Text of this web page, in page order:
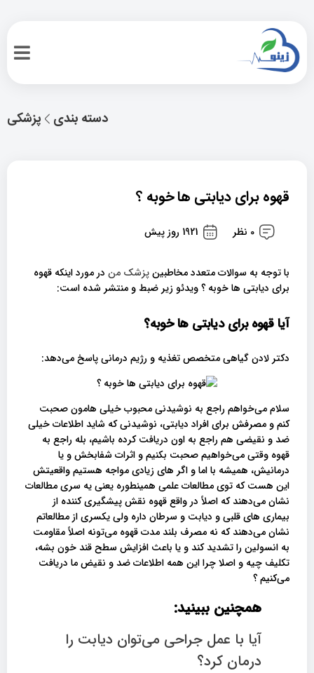
پزشکی دسته بندی
قهوه برای دیابتی ها خوبه ؟
0 نظر 1921 روز پیش
با توجه به سوالات متعدد مخاطبینپزشک من در مورد اینکه قهوه
برای دیابتی ها خوبه ؟ ویدئو زیر ضبط و منتشر شده است:
آیا قهوه برای دیابتی ها خوبه؟
دکتر لادن گیاهی متخصص تغذیه و رژیم درمانی پاسخ می‌دهد:
سلام می‌خواهم راجع به نوشیدنی محبوب خیلی هامون صحبت
کنم و مصرفش برای افراد دیابتی، نوشیدنی که شاید اطلاعات خیلی
ضد و نقیضی هم راجع به اون دریافت کرده باشیم، بله راجع به
قهوه وقتی می‌خواهیم صحبت بکنیم و اثرات شفابخش و یا
درمانیش، همیشه با اما و اگر های زیادی مواجه هستیم واقعیتش
این هست که توی مطالعات علمی همینطوره یعنی یه سری مطالعات
نشان می‌دهند که اصلاً در واقع قهوه نقش پیشگیری کننده از
بیماری‌ های قلبی و دیابت و سرطان داره ولی یکسری از مطالعاتم
نشان می‌دهند که نه مصرف بلند مدت قهوه می‌تونه اصلاً مقاومت
به انسولین را تشدید کند و یا باعث افزایش سطح قند خون بشه،
تکلیف چیه و اصلا چرا این همه اطلاعات ضد و نقیض ما دریافت
می‌کنیم ؟
همچنین ببینید:
آیا با عمل جراحی می‌توان دیابت را
درمان کرد؟